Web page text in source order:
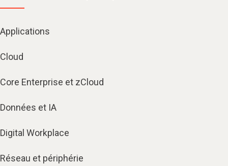
Applications
Cloud
Core Enterprise et zCloud
Données et IA
Digital Workplace
Réseau et périphérie